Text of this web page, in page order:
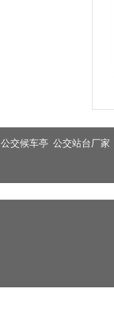
公交候车亭 公交站台厂家